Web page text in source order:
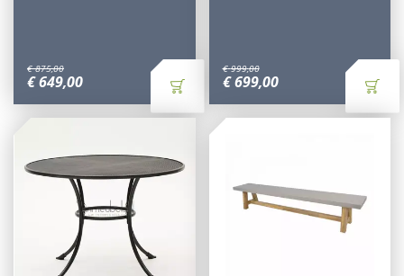
€ 875,00
€649,00
€ 999,00
€ 699,00